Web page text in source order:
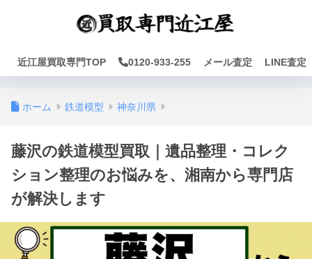
近江屋買取専門TOP 0120-933-255 メール査定 LINE査定
ホーム 鉄道模型 神奈川県
藤沢の鉄道模型買取｜遺品整理・コレク
ション整理のお悩みを、湘南から専門店
が解決します